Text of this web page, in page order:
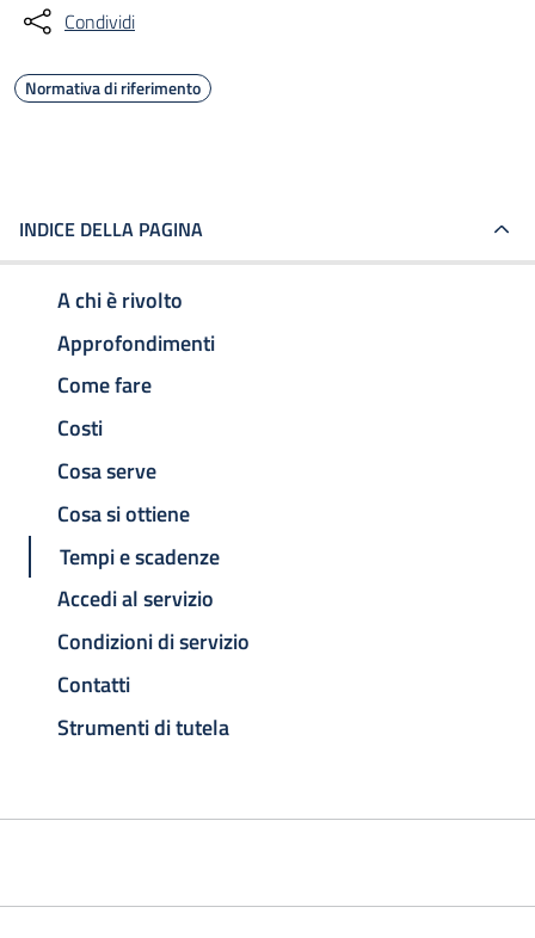
Condividi
Normativa di riferimento
INDICE DELLA PAGINA
A chi è rivolto
Approfondimenti
Come fare
Costi
Cosa serve
Cosa si ottiene
Tempi e scadenze
Accedi al servizio
Condizioni di servizio
Contatti
Strumenti di tutela